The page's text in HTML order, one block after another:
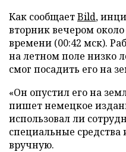
Как сообщаетBild,
вторник вечером
времени (00:42 мск).
на летном поле низко
смог посадить его на
«Он опустил его на
пишет немецкое
использовал ли
специальные средства
вручную.